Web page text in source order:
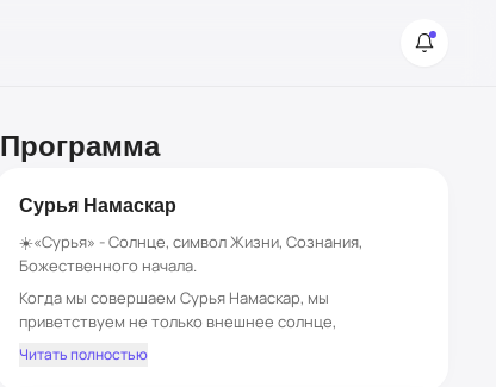
Программа
Сурья Намаскар
☀️«Сурья» - Солнце, символ Жизни, Сознания,
Божественного начала.
Когда мы совершаем Сурья Намаскар, мы
приветствуем не только внешнее солнце,
но и своё внутреннее солнце - энергию,
Читать полностью